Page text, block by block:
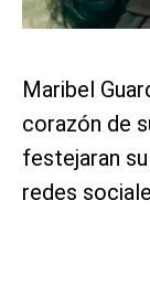
Maribel
corazón de
festejaran
redes